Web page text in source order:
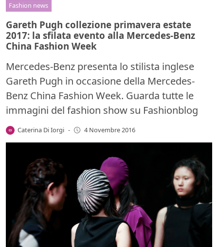
Fashion news
Gareth Pugh collezione primavera estate
2017: la sfilata evento alla Mercedes-Benz
China Fashion Week
Mercedes-Benz presenta lo stilista inglese
Gareth Pugh in occasione della Mercedes-
Benz China Fashion Week. Guarda tutte le
immagini del fashion show su Fashionblog
Caterina Di Iorgi - 4 Novembre 2016